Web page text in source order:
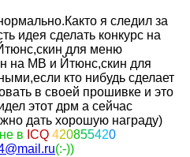
я следил за
идея сделать конкурс на
для меню
на МВ и Йтюнс,скин для
кто нибудь сделает
в своей прошивке и это
этот дрм а сейчас
дать хорошую награду)
в ICQ 420855420
(:-))